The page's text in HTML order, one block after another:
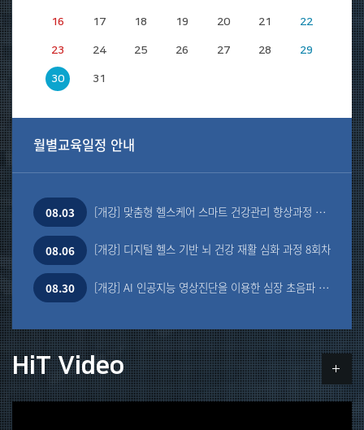
16 17 18 19 20 21 22
23 24 25 26 27 28 29
30 31
월별교육일정 안내
08.03 [개강] 맞춤형 헬스케어 스마트 건강관리 향상과정 10회차
08.06 [개강] 디지털 헬스 기반 뇌 건강 재활 심화 과정 8회차
08.30 [개강] AI 인공지능 영상진단을 이용한 심장 초음파 전문 과정 1회차
HiT Video